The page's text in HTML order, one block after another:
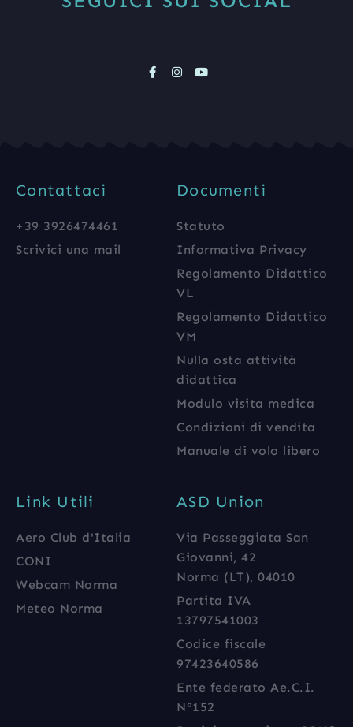
Contattaci
+39 3926474461
Scrivici una mail
Documenti
Statuto
Informativa Privacy
Regolamento Didattico
VL
Regolamento Didattico
VM
Nulla osta attività
didattica
Modulo visita medica
Condizioni di vendita
Manuale di volo libero
Link Utili
Aero Club d'Italia
CONI
Webcam Norma
Meteo Norma
ASD Union
Via Passeggiata San
Giovanni, 42
Norma (LT), 04010
Partita IVA
13797541003
Codice fiscale
97423640586
Ente federato Ae.C.I.
N°152